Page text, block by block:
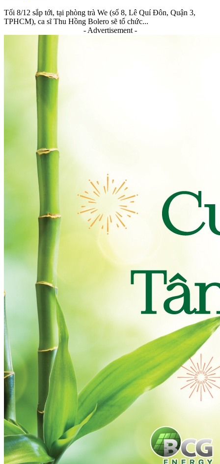
Tối 8/12 sắp tới, tại phòng trà We (số 8, Lê Quí Đôn, Quận 3,
TPHCM), ca sĩ Thu Hồng Bolero sẽ tổ chức...
- Advertisement -